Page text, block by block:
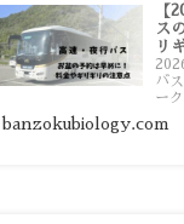
【
ス
リ
バ
ー
み
予
banzokubiology.com